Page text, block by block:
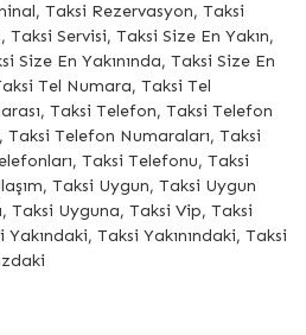
Taksi Rezervasyon, Taksi
Servisi, Taksi Size En Yakın,
Size En Yakınında, Taksi Size En
Tel Numara, Taksi Tel
Taksi Telefon, Taksi Telefon
Telefon Numaraları, Taksi
Taksi Telefonu, Taksi
Taksi Uygun, Taksi Uygun
Taksi Uyguna, Taksi Vip, Taksi
Yakındaki, Taksi Yakınındaki, Taksi